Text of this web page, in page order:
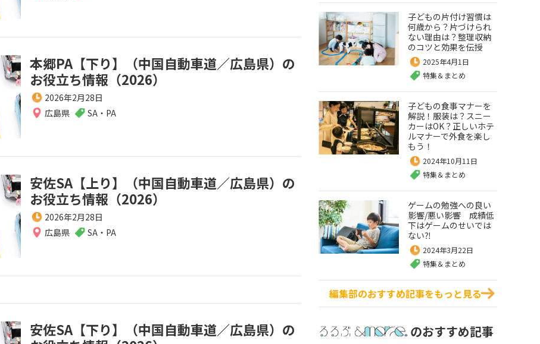
本郷PA【下り】（中国自動車道／広島県）の
お役立ち情報（2026）
2026年2月28日
広島県
SA・PA
安佐SA【上り】（中国自動車道／広島県）の
お役立ち情報（2026）
2026年2月28日
広島県
SA・PA
安佐SA【下り】（中国自動車道／広島県）の
子どもの片付け習慣は
何歳から？片づけられ
ない理由は？整理収納
のコツと効果を伝授
2025年4月1日
特集＆まとめ
子どもの食事マナーを
解説！服装は？スニー
カーはOK？正しいホテ
ルマナーで外食を楽し
もう！
2024年10月11日
特集＆まとめ
ゲームの勉強への良い
影響/悪い影響 成績低
下はゲームのせいでは
ない⁈
2024年3月22日
特集＆まとめ
編集部のおすすめ記事をもっと見る
のおすすめ記事